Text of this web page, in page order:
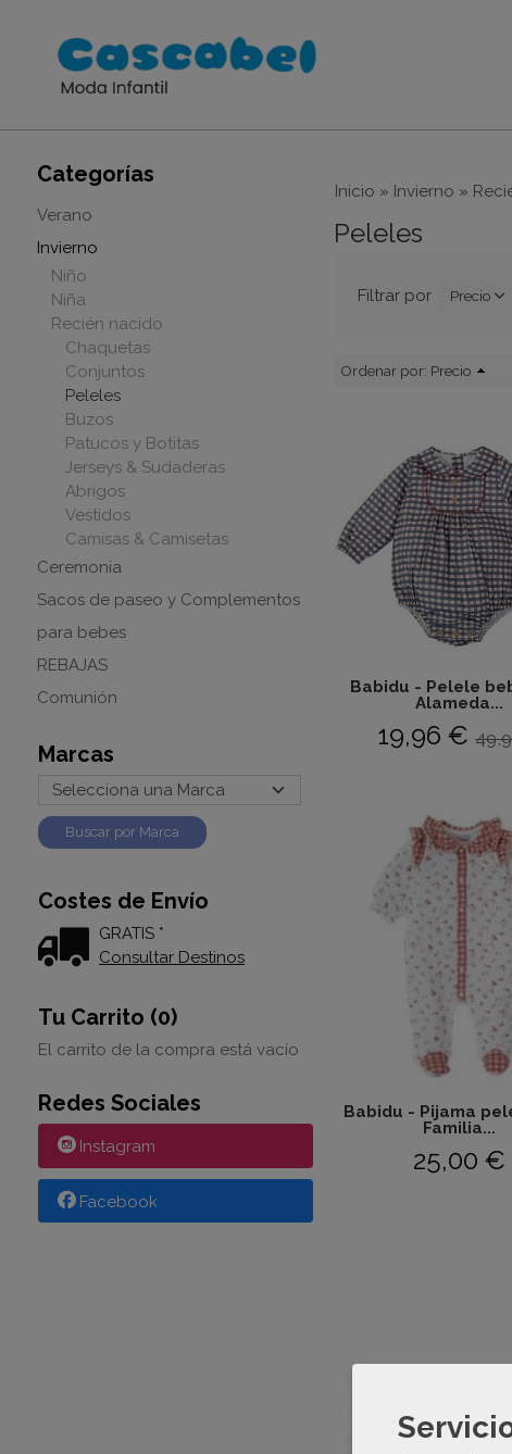
Categorías
Verano
Invierno
Niño
Niña
Recién nacido
Chaquetas
Conjuntos
Peleles
Buzos
Patucos y Botitas
Jerseys & Sudaderas
Abrigos
Vestidos
Camisas & Camisetas
Ceremonia
Sacos de paseo y Complementos
para bebes
REBAJAS
Comunión
Marcas
Costes de Envío
GRATIS *
Consultar Destinos
Tu Carrito (0)
El carrito de la compra está vacío
Redes Sociales
Instagram
Facebook
Inicio » Invierno »
Peleles
Filtrar por Precio
Ordenar por: Precio
Babidu - Pelele
Alameda...
19,96 €
Babidu - Pijama
Familia...
25,00 €